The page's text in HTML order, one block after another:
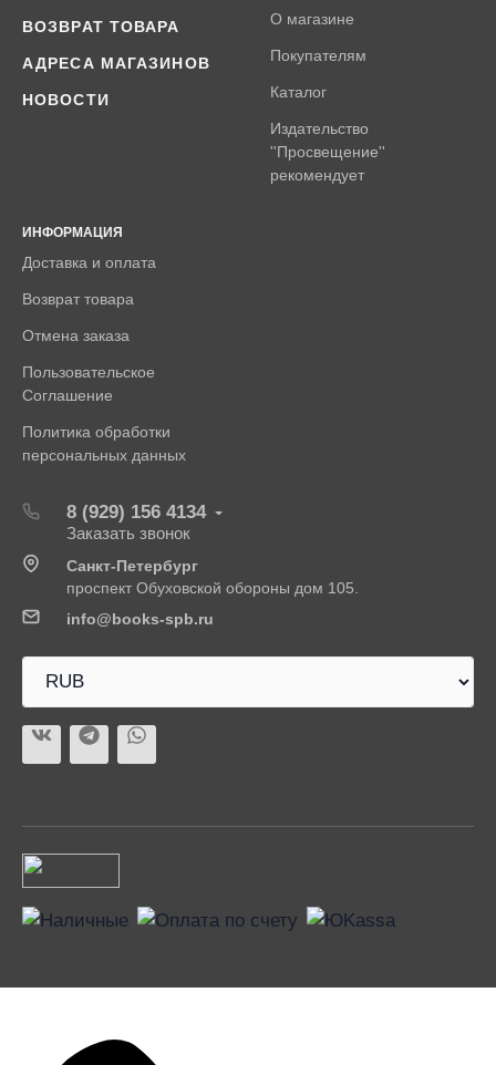
ВОЗВРАТ ТОВАРА
АДРЕСА МАГАЗИНОВ
НОВОСТИ
О магазине
Покупателям
Каталог
Издательство
''Просвещение''
рекомендует
ИНФОРМАЦИЯ
Доставка и оплата
Возврат товара
Отмена заказа
Пользовательское
Соглашение
Политика обработки
персональных данных
8 (929) 156 4134
Заказать звонок
Санкт-Петербург
проспект Обуховской обороны дом 105.
info@books-spb.ru